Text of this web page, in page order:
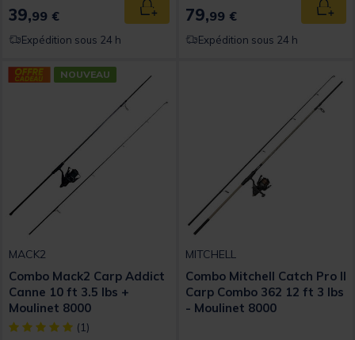
39,99 € Ajouter au panier
Expédition sous 24 h
79,99 €
Expédition sous 24 h
NOUVEAU
MACK2
Combo Mack2 Carp Addict
Canne 10 ft 3.5 lbs +
Moulinet 8000
[object Object] out of 5 Customer Rating
(1)
MITCHELL
Combo Mitchell Catch Pro II
Carp Combo 362 12 ft 3 lbs
- Moulinet 8000